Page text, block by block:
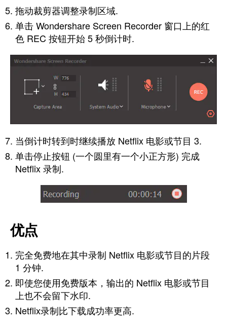
拖动裁剪器调整录制区域.
单击 Wondershare Screen Recorder 窗口上的红
色 REC 按钮开始 5 秒倒计时.
当倒计时转到时继续播放 Netflix 电影或节目 3.
单击停止按钮 (一个圆里有一个小正方形) 完成
Netflix 录制.
优点
完全免费地在其中录制 Netflix 电影或节目的片段
1 分钟.
即使您使用免费版本，输出的 Netflix 电影或节目
上也不会留下水印.
Netflix录制比下载成功率更高.